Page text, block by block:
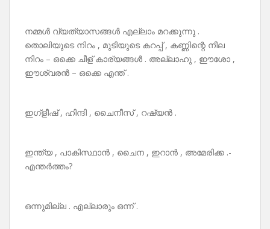
നമ്മൾ വ്യത്യാസങ്ങൾ എല്ലാം മറക്കുന്നു .
തൊലിയുടെ നിറം , മുടിയുടെ കറപ്പ് , കണ്ണിന്റെ നീല
നിറം – ഒക്കെ ചീള് കാര്യങ്ങൾ . അല്ലാഹു , ഈശോ ,
ഈശ്വരൻ – ഒക്കെ എന്ത് .
ഇഗ്ളീഷ് , ഹിന്ദി , ചൈനീസ് , റഷ്യൻ .
ഇന്ത്യ , പാകിസ്ഥാൻ , ചൈന , ഇറാൻ , അമേരിക്ക .-
എന്തർത്തം?
ഒന്നുമില്ല . എല്ലാരും ഒന്ന് .